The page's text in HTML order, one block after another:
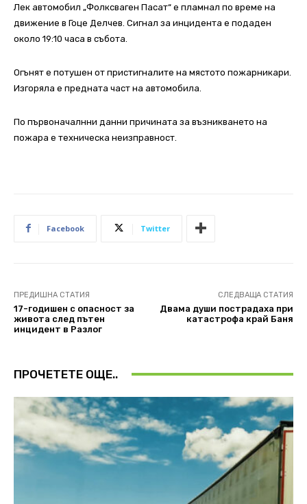
Лек автомобил „Фолксваген Пасат“ е пламнал по време на
движение в Гоце Делчев. Сигнал за инцидента е подаден
около 19:10 часа в събота.
Огънят е потушен от пристигналите на мястото пожарникари.
Изгоряла е предната част на автомобила.
По първоначалнни данни причината за възникването на
пожара е техническа неизправност.
Facebook Twitter
ПРЕДИШНА СТАТИЯ
17-годишен с опасност за
живота след пътен
инцидент в Разлог
СЛЕДВАЩА СТАТИЯ
Двама души пострадаха при
катастрофа край Баня
ПРОЧЕТЕТЕ ОЩЕ..